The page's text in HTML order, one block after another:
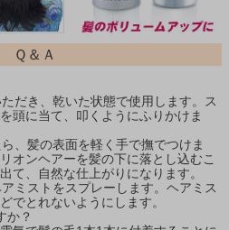
Ｑ＆Ａ
だき、乾いた状態で使用します。ス
頭に当て、叩くようにふりかけま
、髪の表面を軽く手で撫でつけま
オンヘアーを髪の下に落とし込むこ
て、自然な仕上がりになります。
ミストをスプレーします。ヘアミス
でとれないようにします。
か？